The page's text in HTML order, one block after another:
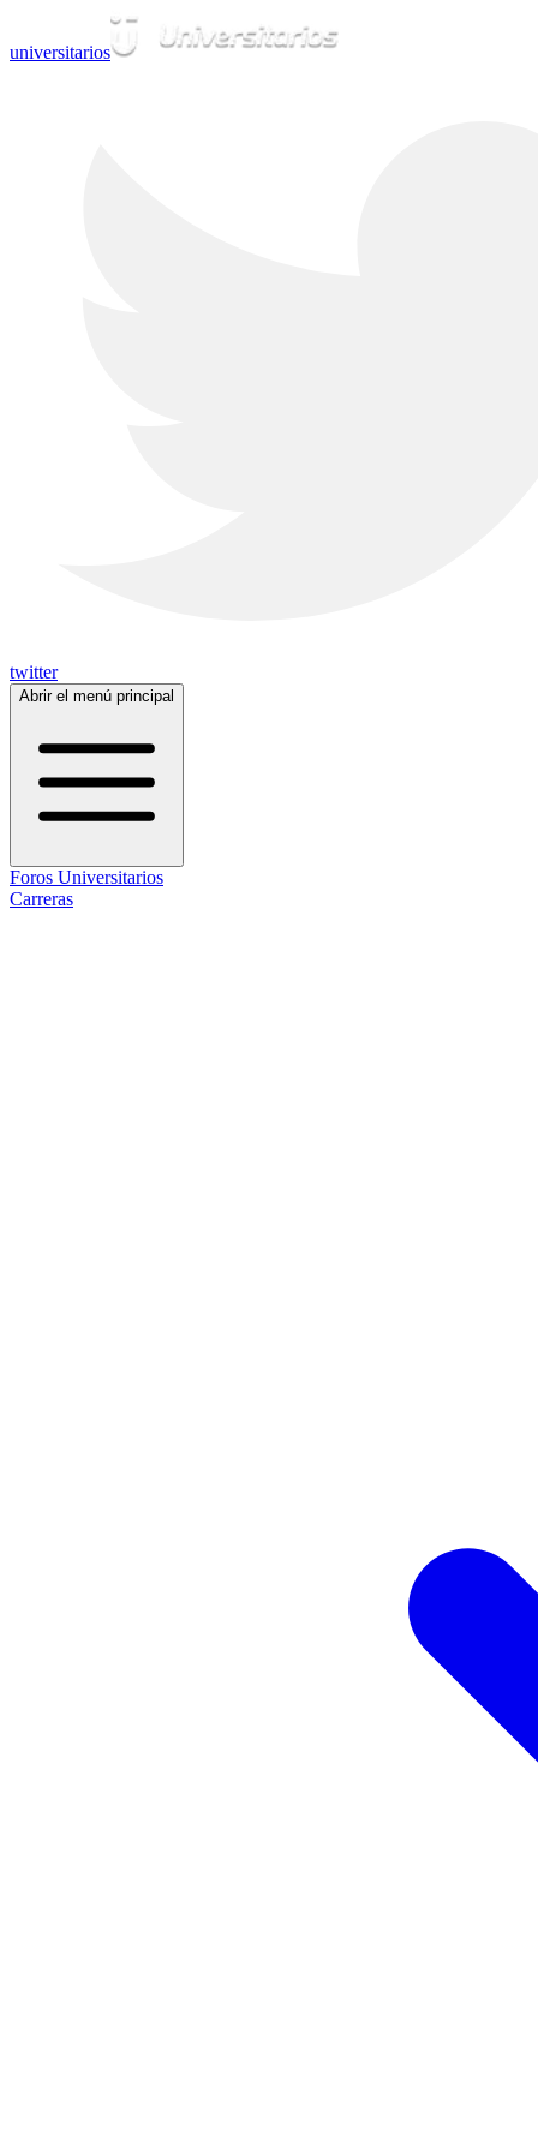
universitarios
twitter
Abrir el menú principal
Foros Universitarios
Carreras